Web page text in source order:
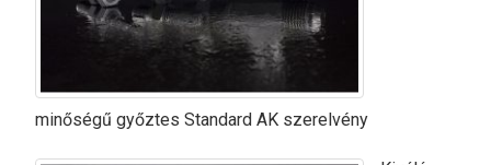
minőségű győztes Standard AK szerelvény